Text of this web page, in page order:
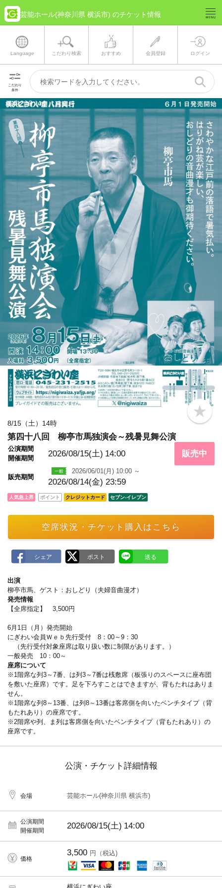
芸能ホール(神奈川県 横浜市) のチケット情報
Language こだわり検索 おすすめ 会員登録 ログイン
こだわり
条件
b
o
a
k
8/15（土）14時
第四十八回 柳亭市馬独演会～残暑見舞公演
公演期間
開催期間
2026/08/15(土) 14:00
販売期間
2026/06/01(月) 10:00 ～
2026/08/14(金) 23:59
販売中
人気急上昇 ポイント クレジットカード セブン‐イレブン
空席状況・チケット購入はこちら
出演
柳亭市馬、ゲスト：おしどり（夫婦音曲漫才）
発売情報
【全席指定】 3,500円
6月1日（月）発売開始
にぎわい会員Ｗｅｂ先行受付 8：00～9：30
（先行受付対象座席は取り扱い数に制限があります。）
一般発売 10：00～
座席について
※1階席な列3～7番、は列3～7番は桟敷席（板張りのスペースに座布団
を敷いた座席）です。足を下ろすことはできますが、背もたれはありま
せん。
※1階席な列8～13番、は列8～13番は客席側を向いたベンチタイプ（背
もたれあり）の座席です。
※2階席や列、ま列は客席側を向いたベンチタイプ（背もたれあり）の
座席です。
公演・チケット詳細情報
会場 芸能ホール(神奈川県 横浜市)
公演期間
開催期間
2026/08/15(土) 14:00
価格
3,500 円（税込)